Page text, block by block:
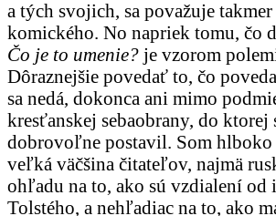
a tých svojich, sa považuje
komického. No napriek tomu, čo
Čo je to umenie? je vzorom
Dôraznejšie povedať to, čo
sa nedá, dokonca ani mimo
kresťanskej sebaobrany, do ktorej
dobrovoľne postavil. Som hlboko
veľká väčšina čitateľov, najmä
ohľadu na to, ako sú vzdialení od
Tolstého, a nehľadiac na to, ako